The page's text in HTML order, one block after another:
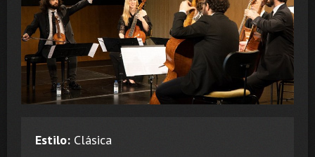
Estilo: Clásica